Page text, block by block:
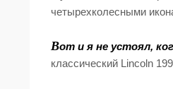
четырехколесными
Вот и я не устоял,
классический Lincoln